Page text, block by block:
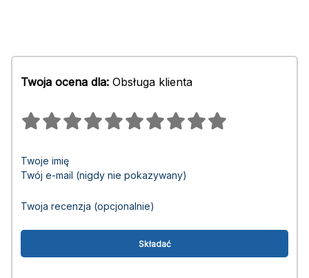
Twoja ocena dla: Obsługa klienta
Twoje imię
Twój e-mail (nigdy nie pokazywany)
Twoja recenzja (opcjonalnie)